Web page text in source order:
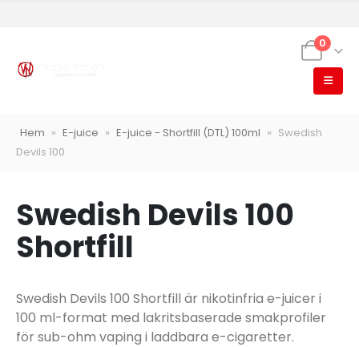
0
Hem » E-juice » E-juice - Shortfill (DTL) 100ml » Swedish
Devils 100
Swedish Devils 100
Shortfill
Swedish Devils 100 Shortfill är nikotinfria e-juicer i
100 ml-format med lakritsbaserade smakprofiler
för sub-ohm vaping i laddbara e-cigaretter.
VapeNation
Vapes, e-cigg & vitsnus
Leverans & frakt